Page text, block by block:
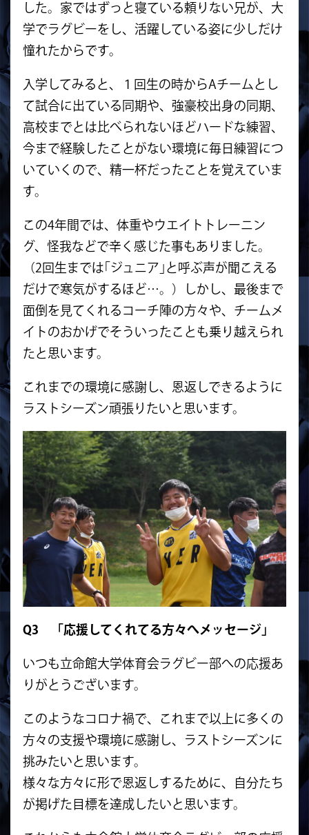
した。家ではずっと寝ている頼りない兄が、大
学でラグビーをし、活躍している姿に少しだけ
憧れたからです。
入学してみると、１回生の時からAチームとし
て試合に出ている同期や、強豪校出身の同期、
高校までとは比べられないほどハードな練習、
今まで経験したことがない環境に毎日練習につ
いていくので、精一杯だったことを覚えていま
す。
この4年間では、体重やウエイトトレーニン
グ、怪我などで辛く感じた事もありました。
（2回生までは｢ジュニア｣と呼ぶ声が聞こえる
だけで寒気がするほど…。）しかし、最後まで
面倒を見てくれるコーチ陣の方々や、チームメ
イトのおかげでそういったことも乗り越えられ
たと思います。
これまでの環境に感謝し、恩返しできるように
ラストシーズン頑張りたいと思います。
Q3 「応援してくれてる方々へメッセージ」
いつも立命館大学体育会ラグビー部への応援あ
りがとうございます。
このようなコロナ禍で、これまで以上に多くの
方々の支援や環境に感謝し、ラストシーズンに
挑みたいと思います。
様々な方々に形で恩返しするために、自分たち
が掲げた目標を達成したいと思います。